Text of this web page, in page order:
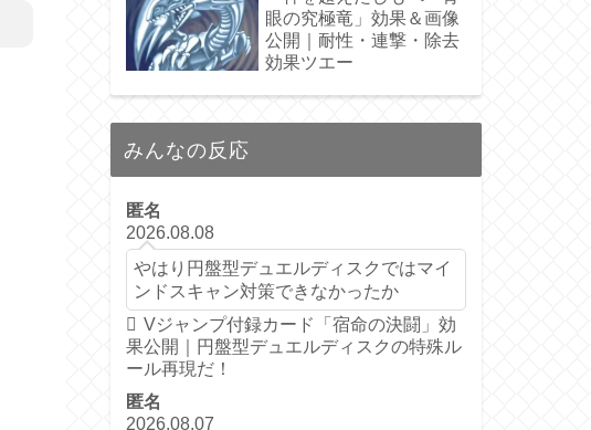
眼の究極竜」効果＆画像
公開｜耐性・連撃・除去
効果ツエー
みんなの反応
匿名
2026.08.08
やはり円盤型デュエルディスクではマイ
ンドスキャン対策できなかったか
Vジャンプ付録カード「宿命の決闘」効
果公開｜円盤型デュエルディスクの特殊ル
ール再現だ！
匿名
2026.08.07